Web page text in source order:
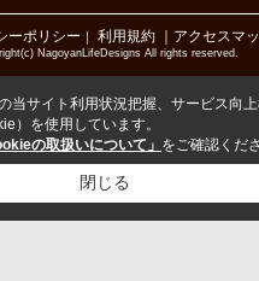
ーポリシー ｜ 利用規約 ｜アクセスマ
NagoyanLifeDesigns All rights reserved.
当サイト利用状況把握、サービス向
）を使用しています。
の取扱いについて」 をご確認くだ
閉じる